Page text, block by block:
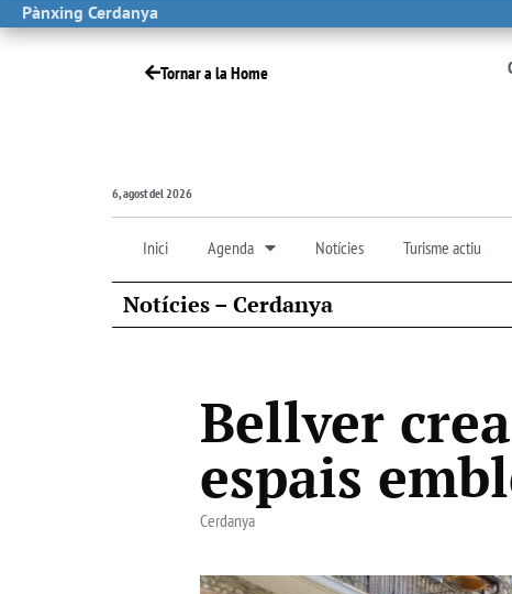
Pànxing Cerdanya
Tornar a la Home
6, agost del 2026
Inici Agenda Notícies Turisme actiu
Notícies – Cerdanya
Bellver
espais
Cerdanya